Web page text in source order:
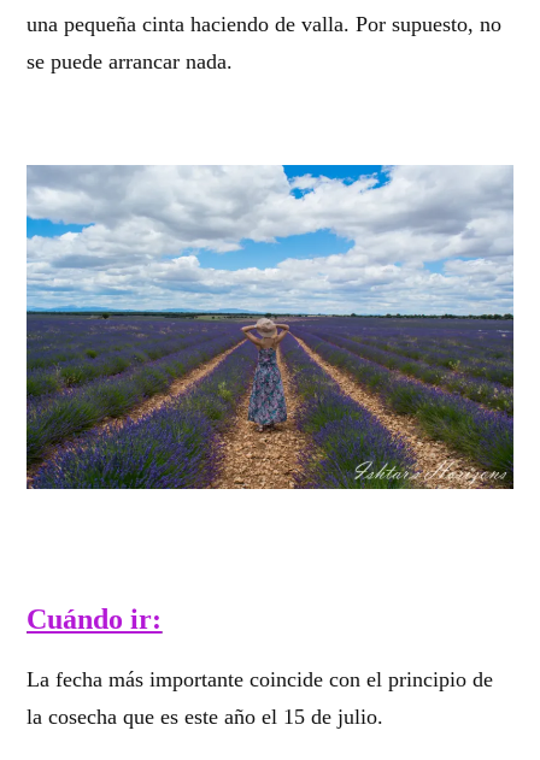
una pequeña cinta haciendo de valla. Por supuesto, no
se puede arrancar nada.
Cuándo ir:
La fecha más importante coincide con el principio de
la cosecha que es este año el 15 de julio.